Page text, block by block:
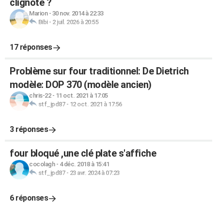
clignote ?
Marion- 30 nov. 2014 à 22:33
Bibi- 2 juil. 2026 à 20:55
17 réponses
Problème sur four traditionnel: De Dietrich
modèle: DOP 370 (modèle ancien)
chris-22- 11 oct. 2021 à 17:05
stf_jpd87- 12 oct. 2021 à 17:56
3 réponses
four bloqué ,une clé plate s'affiche
cocolagh- 4 déc. 2018 à 15:41
stf_jpd87- 23 avr. 2024 à 07:23
6 réponses